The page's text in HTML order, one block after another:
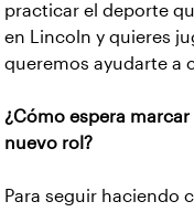
practicar el deporte
en Lincoln y quieres
queremos ayudarte a
¿Cómo espera
nuevo rol?
Para seguir haciendo